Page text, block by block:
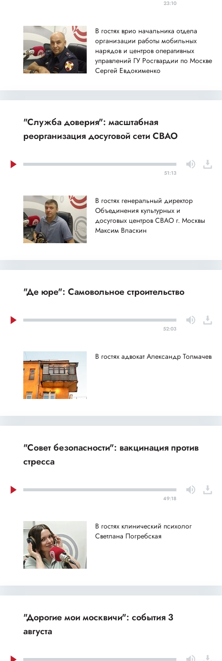
23:10
В гостях врио начальника отдела
организации работы мобильных
нарядов и центров оперативных
управлений ГУ Росгвардии по Москве
Сергей Евдокименко
"Служба доверия": масштабная
реорганизация досуговой сети СВАО
51:13
В гостях генеральный директор
Объединения культурных и
досуговых центров СВАО г. Москвы
Максим Власкин
"Де юре": Самовольное строительство
52:03
В гостях адвокат Александр Толмачев
"Совет безопасности": вакцинация против
стресса
49:18
В гостях клинический психолог
Светлана Погребская
"Дорогие мои москвичи": события 3
августа